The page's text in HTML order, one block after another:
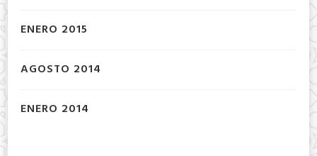
ENERO 2015
AGOSTO 2014
ENERO 2014